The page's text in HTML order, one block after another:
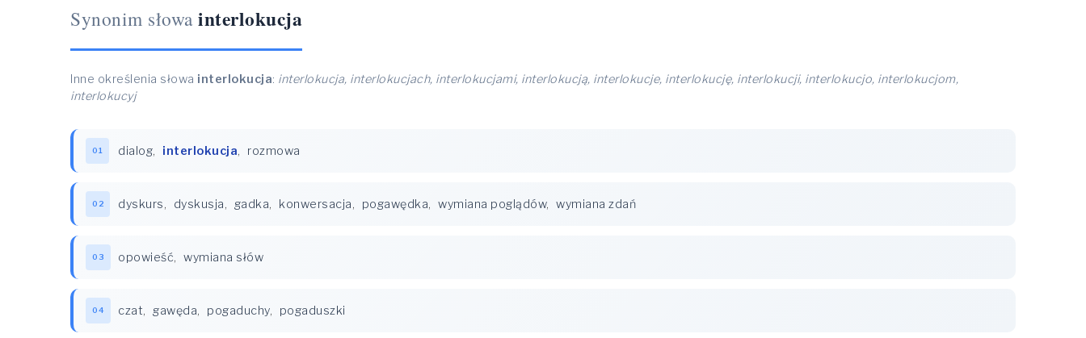
Synonim słowa interlokucja
Inne określenia słowa interlokucja: interlokucja, interlokucjach, interlokucjami, interlokucją, interlokucje, interlokucję, interlokucji, interlokucjo, interlokucjom,
interlokucyj
01 dialog, interlokucja, rozmowa
02 dyskurs, dyskusja, gadka, konwersacja, pogawędka, wymiana poglądów, wymiana zdań
03 opowieść, wymiana słów
04 czat, gawęda, pogaduchy, pogaduszki